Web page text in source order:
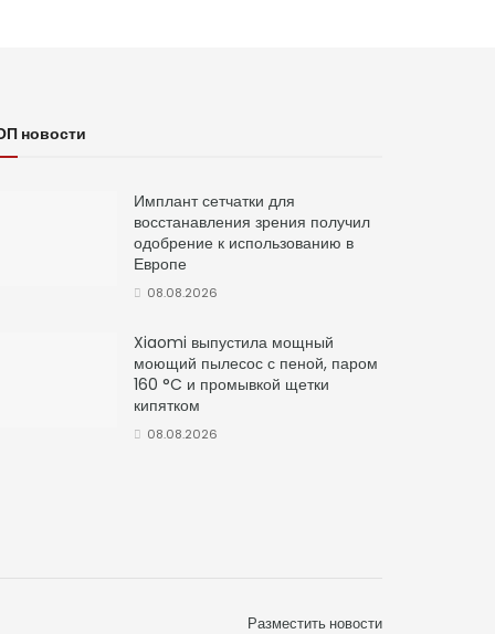
новости
Имплант сетчатки для
восстанавления зрения получил
одобрение к использованию в
Европе
08.08.2026
Xiaomi выпустила мощный
моющий пылесос с пеной, паром
160 °C и промывкой щетки
кипятком
08.08.2026
Разместить новости